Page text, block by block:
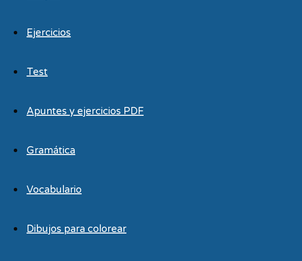
Ejercicios
Test
Apuntes y ejercicios PDF
Gramática
Vocabulario
Dibujos para colorear